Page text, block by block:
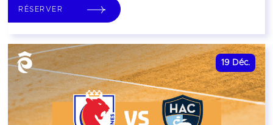
RÉSERVER
19 Déc.